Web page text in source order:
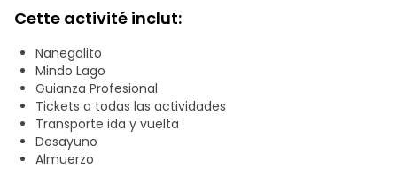
à couper le souffle.
- Randonnée et chutes d'eau : rapprochez-vous de la
nature et admirez la puissance de l'eau.
- Tubing : une aventure fluviale passionnante (plaisir
garanti !).
Cette activité inclut:
Nanegalito
Mindo Lago
Guianza Profesional
Tickets a todas las actividades
Transporte ida y vuelta
Desayuno
Almuerzo